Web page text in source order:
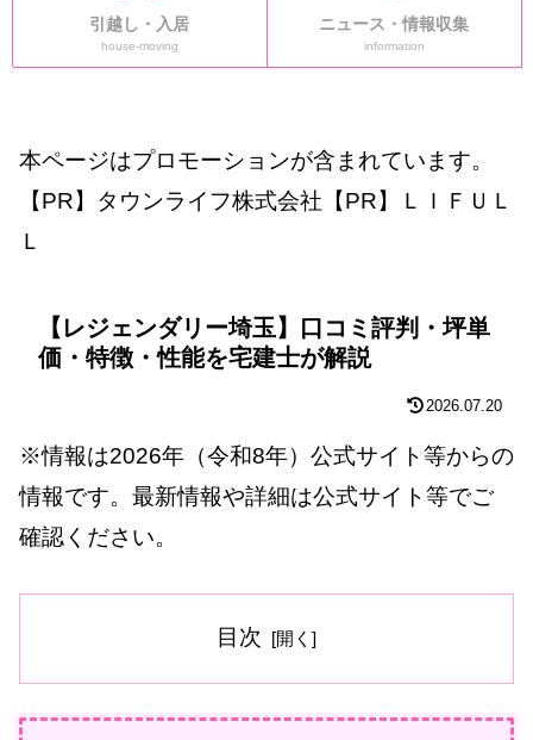
引越し・入居
house-moving
ニュース・情報収集
information
本ページはプロモーションが含まれています。
【PR】タウンライフ株式会社【PR】ＬＩＦＵＬ
Ｌ
【レジェンダリー埼玉】口コミ評判・坪単
価・特徴・性能を宅建士が解説
2026.07.20
※情報は2026年（令和8年）公式サイト等からの
情報です。最新情報や詳細は公式サイト等でご
確認ください。
目次